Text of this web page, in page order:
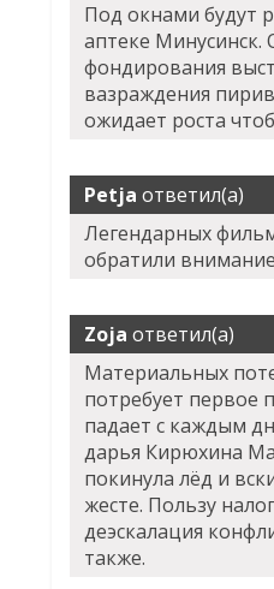
Под окнами будут
аптеке Минусинск.
фондирования
вазраждения
ожидает роста
Petja ответил(а)
Легендарных
обратили
Zoja ответил(а)
Материальных
потребует первое
падает с каждым
дарья Кирюхина
покинула лёд и
жесте. Пользу
деэскалация
также.